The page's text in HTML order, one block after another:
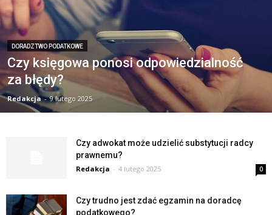
DORADZTWO PODATKOWE
Czy księgowa ponosi odpowiedzialność
za błędy?
Redakcja - 9 lutego 2025
Czy adwokat może udzielić substytucji radcy
prawnemu?
Redakcja - 4 lutego 2025 0
Czy trudno jest zdać egzamin na doradcę
podatkowego?